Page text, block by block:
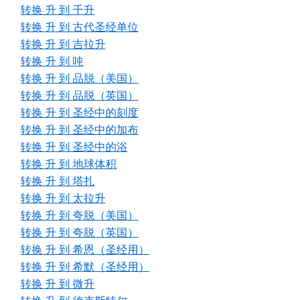
转换 升 到 千升
转换 升 到 古代圣经单位
转换 升 到 吉拉升
转换 升 到 吨
转换 升 到 品脱（美国）
转换 升 到 品脱（英国）
转换 升 到 圣经中的刻度
转换 升 到 圣经中的加布
转换 升 到 圣经中的浴
转换 升 到 地球体积
转换 升 到 塔扎
转换 升 到 太拉升
转换 升 到 夸脱（美国）
转换 升 到 夸脱（英国）
转换 升 到 希恩（圣经用）
转换 升 到 希默（圣经用）
转换 升 到 微升